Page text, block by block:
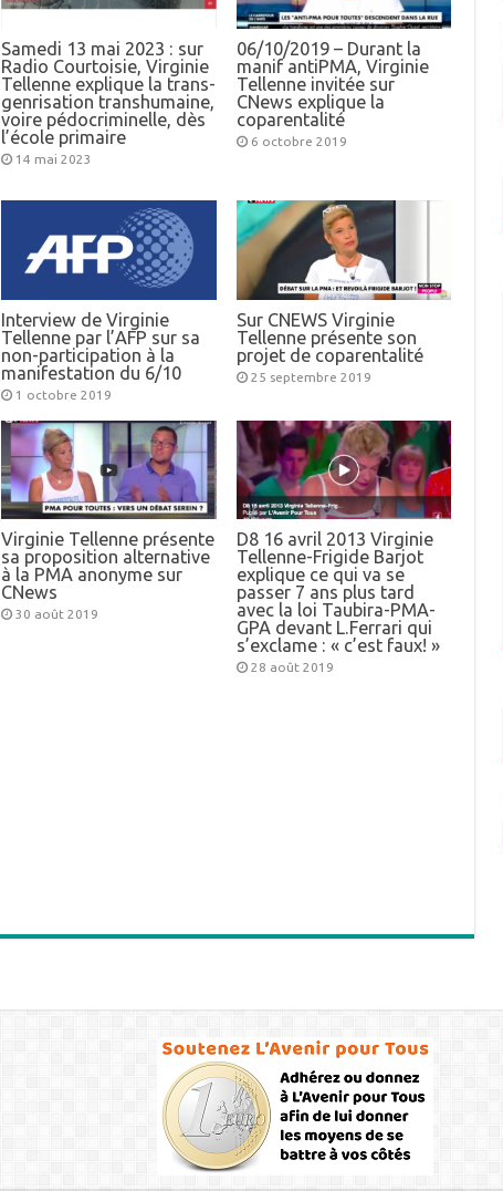
Samedi 13 mai 2023 : sur
Radio Courtoisie, Virginie
Tellenne explique la trans-
genrisation transhumaine,
voire pédocriminelle, dès
l’école primaire
14 mai 2023
06/10/2019 – Durant la
manif antiPMA, Virginie
Tellenne invitée sur
CNews explique la
coparentalité
6 octobre 2019
Interview de Virginie
Tellenne par l’AFP sur sa
non-participation à la
manifestation du 6/10
1 octobre 2019
Sur CNEWS Virginie
Tellenne présente son
projet de coparentalité
25 septembre 2019
Virginie Tellenne présente
sa proposition alternative
à la PMA anonyme sur
CNews
30 août 2019
D8 16 avril 2013 Virginie
Tellenne-Frigide Barjot
explique ce qui va se
passer 7 ans plus tard
avec la loi Taubira-PMA-
GPA devant L.Ferrari qui
s’exclame : « c’est faux! »
28 août 2019